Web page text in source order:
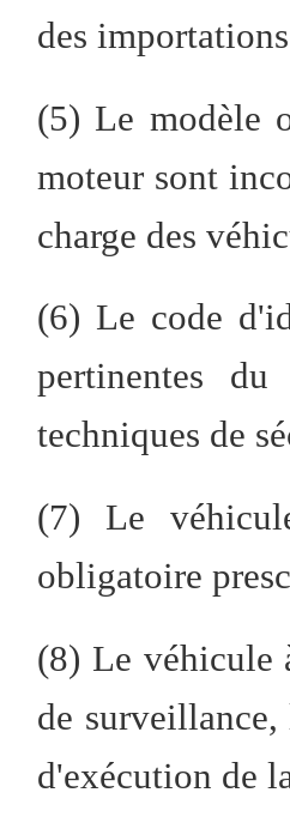
des
(5) Le modèle
moteur sont
charge des
(6) Le code
pertinentes
techniques de
(7) Le
obligatoire
(8) Le véhicule
de
d'exécution de